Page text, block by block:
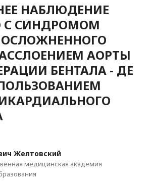
НАБЛЮДЕНИЕ
С СИНДРОМОМ
АОРТЫ
БЕНТАЛА - ДЕ
Желтовский
медицинская академия